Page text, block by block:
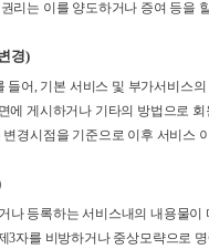
리는 이를 양도하거나 증여 등을
경)
들어, 기본 서비스 및 부가서비스
에 게시하거나 기타의 방법으로
경시점을 기준으로 이후 서비스
나 등록하는 서비스내의 내용물
3자를 비방하거나 중상모략으로